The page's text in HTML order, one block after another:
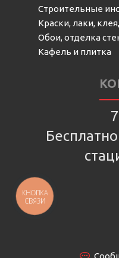
Строительные
Краски, лаки,
Обои, отделка
Кафель и плитка
КНОПКА
СВЯЗИ